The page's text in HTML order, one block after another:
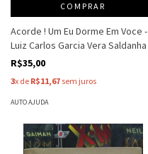
COMPRAR
Acorde ! Um Eu Dorme Em Voce -
Luiz Carlos Garcia Vera Saldanha
R$35,00
3x de R$11,67 sem juros
AUTO AJUDA